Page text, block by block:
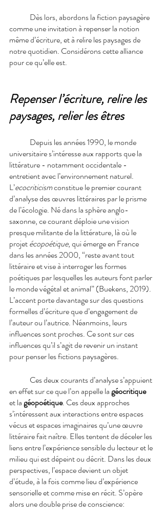
Dès lors, abordons la fiction paysagère
comme une invitation à repenser la notion
même d’écriture, et à relire les paysages de
notre quotidien. Considérons cette alliance
pour ce qu’elle est.
Repenser l’écriture, relire les
paysages, relier les êtres
Depuis les années 1990, le monde
universitaire s’intéresse aux rapports que la
littérature - notamment occidentale -
entretient avec l’environnement naturel.
L’ecocriticism constitue le premier courant
d’analyse des œuvres littéraires par le prisme
de l’écologie. Né dans la sphère anglo-
saxonne, ce courant déploie une vision
presque militante de la littérature, là où le
projet écopoétique, qui émerge en France
dans les années 2000, “reste avant tout
littéraire et vise à interroger les formes
poétiques par lesquelles les auteurs font parler
le monde végétal et animal” (Buekens, 2019).
L’accent porte davantage sur des questions
formelles d’écriture que d’engagement de
l’auteur ou l’autrice. Néanmoins, leurs
influences sont proches. Ce sont sur ces
influences qu’il s’agit de revenir un instant
pour penser les fictions paysagères.
Ces deux courants d’analyse s’appuient
en effet sur ce que l’on appelle la géocritique
et la géopoétique. Ces deux approches
s’intéressent aux interactions entre espaces
vécus et espaces imaginaires qu’une œuvre
littéraire fait naître. Elles tentent de déceler les
liens entre l’expérience sensible du lecteur et le
milieu qui est dépeint ou décrit. Dans les deux
perspectives, l’espace devient un objet
d’étude, à la fois comme lieu d’expérience
sensorielle et comme mise en récit. S’opère
alors une double prise de conscience: